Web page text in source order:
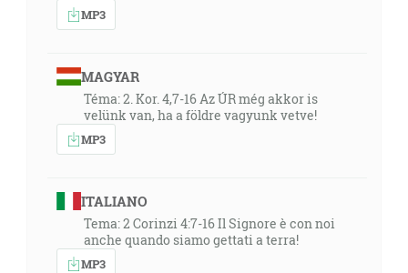
MP3
MAGYAR
Téma: 2. Kor. 4,7-16 Az ÚR még akkor is
velünk van, ha a földre vagyunk vetve!
MP3
ITALIANO
Tema: 2 Corinzi 4:7-16 Il Signore è con noi
anche quando siamo gettati a terra!
MP3